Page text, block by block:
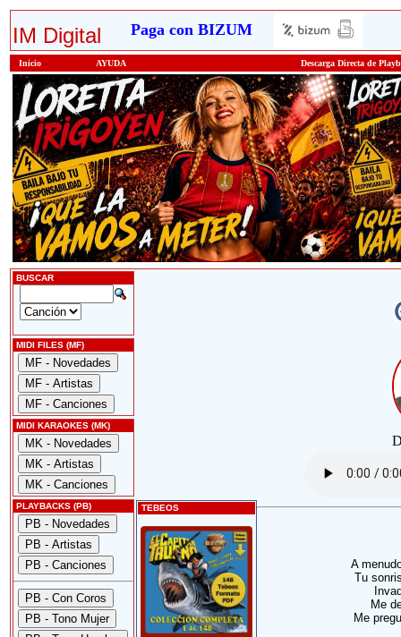
IM Digital Paga con BIZUM
Inicio AYUDA Descarga Directa de
BUSCAR
MIDI FILES (MF)
MIDI KARAOKES (MK)
PLAYBACKS (PB) TEBEOS
A
Tu
Me
Me